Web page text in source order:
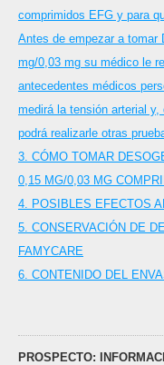
comprimidos EFG y para
Antes de empezar a tomar
mg/0,03 mg su médico le
antecedentes médicos
medirá la tensión arterial
podrá realizarle otras
3. CÓMO TOMAR
0,15 MG/0,03 MG
4. POSIBLES EFECTOS
5. CONSERVACIÓN DE
FAMYCARE
6. CONTENIDO DEL
PROSPECTO: